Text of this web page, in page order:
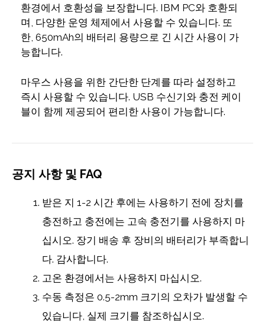
환경에서 호환성을 보장합니다. IBM PC와 호환되
며, 다양한 운영 체제에서 사용할 수 있습니다. 또
한, 650mAh의 배터리 용량으로 긴 시간 사용이 가
능합니다.
마우스 사용을 위한 간단한 단계를 따라 설정하고
즉시 사용할 수 있습니다. USB 수신기와 충전 케이
블이 함께 제공되어 편리한 사용이 가능합니다.
공지 사항 및 FAQ
받은 지 1-2 시간 후에는 사용하기 전에 장치를
충전하고 충전에는 고속 충전기를 사용하지 마
십시오. 장기 배송 후 장비의 배터리가 부족합니
다. 감사합니다.
고온 환경에서는 사용하지 마십시오.
수동 측정은 0.5-2mm 크기의 오차가 발생할 수
있습니다, 실제 크기를 참조하십시오.